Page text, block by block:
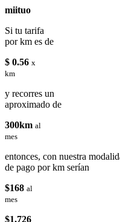
miituo
Si tu tarifa
por km es de
$ 0.56 x
km
y recorres un
aproximado de
300km al
mes
entonces, con nuestra
de pago por km serían
$168 al
mes
$1,726